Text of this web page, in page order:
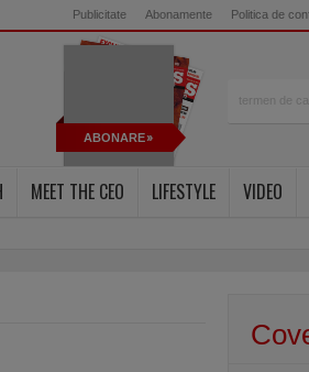
Publicitate Abonamente Politica de
ABONARE
MEET THE CEO LIFESTYLE VIDEO